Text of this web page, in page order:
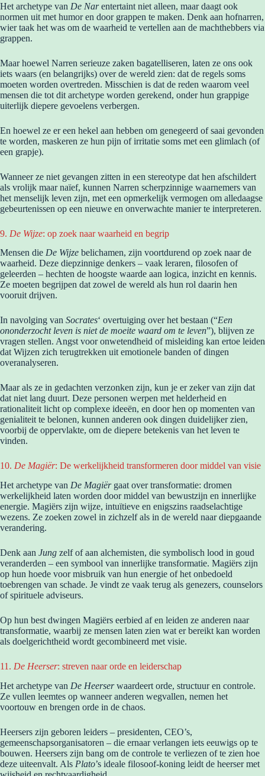
Het archetype van De Narentertaint niet alleen, maar daagt ook
normen uit met humor en door grappen te maken. Denk aan hofnarren,
wier taak het was om de waarheid te vertellen aan de machthebbers via
grappen.
Maar hoewel Narren serieuze zaken bagatelliseren, laten ze ons ook
iets waars (en belangrijks) over de wereld zien: dat de regels soms
moeten worden overtreden. Misschien is dat de reden waarom veel
mensen die tot dit archetype worden gerekend, onder hun grappige
uiterlijk diepere gevoelens verbergen.
En hoewel ze er een hekel aan hebben om genegeerd of saai gevonden
te worden, maskeren ze hun pijn of irritatie soms met een glimlach (of
een grapje).
Wanneer ze niet gevangen zitten in een stereotype dat hen afschildert
als vrolijk maar naïef, kunnen Narren scherpzinnige waarnemers van
het menselijk leven zijn, met een opmerkelijk vermogen om alledaagse
gebeurtenissen op een nieuwe en onverwachte manier te interpreteren.
9. De Wijze: op zoek naar waarheid en begrip
Mensen die De Wijze belichamen, zijn voortdurend op zoek naar de
waarheid. Deze diepzinnige denkers – vaak leraren, filosofen of
geleerden – hechten de hoogste waarde aan logica, inzicht en kennis.
Ze moeten begrijpen dat zowel de wereld als hun rol daarin hen
vooruit drijven.
In navolging van Socrates‘ overtuiging over het bestaan (“Een
ononderzocht leven is niet de moeite waard om te leven”), blijven ze
vragen stellen. Angst voor onwetendheid of misleiding kan ertoe leiden
dat Wijzen zich terugtrekken uit emotionele banden of dingen
overanalyseren.
Maar als ze in gedachten verzonken zijn, kun je er zeker van zijn dat
dat niet lang duurt. Deze personen werpen met helderheid en
rationaliteit licht op complexe ideeën, en door hen op momenten van
genialiteit te belonen, kunnen anderen ook dingen duidelijker zien,
voorbij de oppervlakte, om de diepere betekenis van het leven te
vinden.
10. De Magiër: De werkelijkheid transformeren door middel van visie
Het archetype van De Magiërgaat over transformatie: dromen
werkelijkheid laten worden door middel van bewustzijn en innerlijke
energie. Magiërs zijn wijze, intuïtieve en enigszins raadselachtige
wezens. Ze zoeken zowel in zichzelf als in de wereld naar diepgaande
verandering.
Denk aan Jung zelf of aan alchemisten, die symbolisch lood in goud
veranderden – een symbool van innerlijke transformatie. Magiërs zijn
op hun hoede voor misbruik van hun energie of het onbedoeld
toebrengen van schade. Je vindt ze vaak terug als genezers, counselors
of spirituele adviseurs.
Op hun best dwingen Magiërs eerbied af en leiden ze anderen naar
transformatie, waarbij ze mensen laten zien wat er bereikt kan worden
als doelgerichtheid wordt gecombineerd met visie.
11. De Heerser: streven naar orde en leiderschap
Het archetype van De Heerserwaardeert orde, structuur en controle.
Ze vullen leemtes op wanneer anderen wegvallen, nemen het
voortouw en brengen orde in de chaos.
Heersers zijn geboren leiders – presidenten, CEO’s,
gemeenschapsorganisatoren – die ernaar verlangen iets eeuwigs op te
bouwen. Heersers zijn bang om de controle te verliezen of te zien hoe
deze uiteenvalt. Als Plato’s ideale filosoof-koning leidt de heerser met